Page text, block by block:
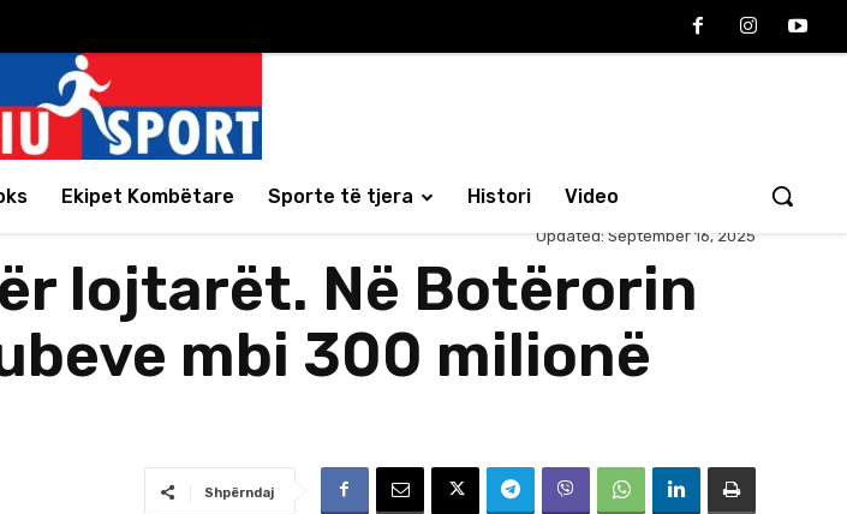
Ekipet Kombëtare Sporte të tjera Histori Video
Updated: September 16, 2025
lojtarët. Në Botërorin
mbi 300 milionë
Shpërndaj